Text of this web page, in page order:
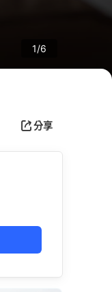
1/6
分享